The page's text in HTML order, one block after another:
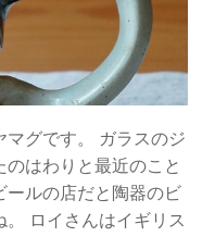
マグです。 ガラスのジ
のはわりと最近のこと
ールの店だと陶器のビ
ロイさんはイギリス